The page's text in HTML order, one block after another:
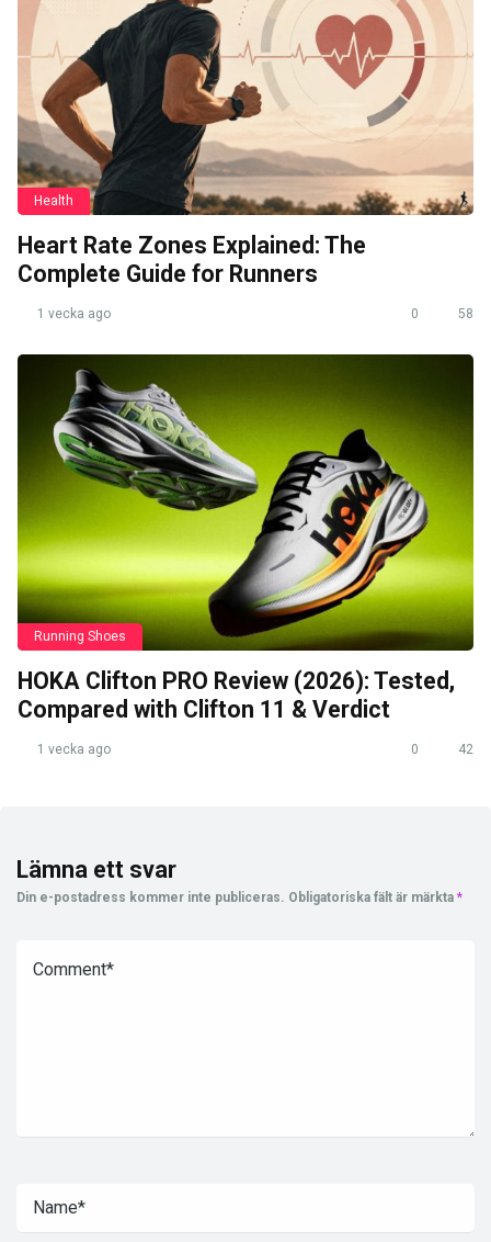
Health
Heart Rate Zones Explained: The
Complete Guide for Runners
1 vecka ago 0 58
Running Shoes
HOKA Clifton PRO Review (2026): Tested,
Compared with Clifton 11 & Verdict
1 vecka ago 0 42
Lämna ett svar
Din e-postadress kommer inte publiceras. Obligatoriska fält är märkta *